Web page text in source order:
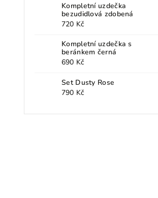
Kompletní uzdečka
bezudidlová zdobená
720 Kč
Kompletní uzdečka s
beránkem černá
690 Kč
Set Dusty Rose
790 Kč